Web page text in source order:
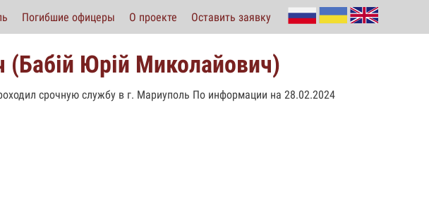
Погибшие офицеры О проекте Оставить заявку
Юрій Миколайович)
срочную службу в г. Мариуполь По информации на 28.02.2024